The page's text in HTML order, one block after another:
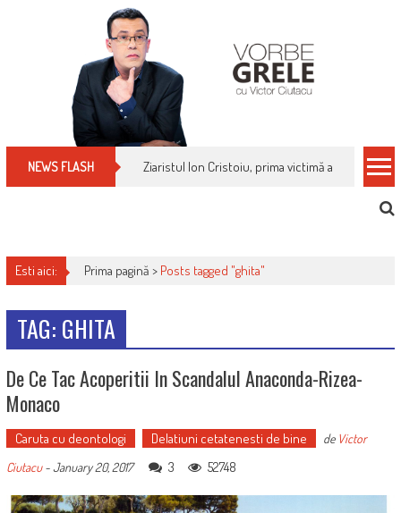
NEWS FLASH Ziaristul Ion Cristoiu, prima victimă a noi
Esti aici: Prima pagină > Posts tagged "ghita"
TAG: GHITA
De Ce Tac Acoperitii In Scandalul Anaconda-Rizea-
Monaco
Caruta cu deontologi Delatiuni cetatenesti de bine de Victor
Ciutacu-January 20, 2017 3 52748